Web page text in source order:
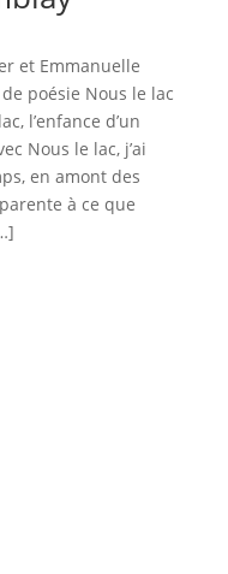
et Emmanuelle
poésie Nous le lac
l’enfance d’un
Nous le lac, j’ai
en amont des
à ce que